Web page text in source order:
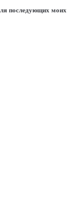
последующих моих